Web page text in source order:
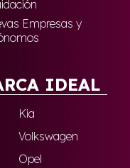
Empresas y
IDEAL
Kia
Volkswagen
Opel